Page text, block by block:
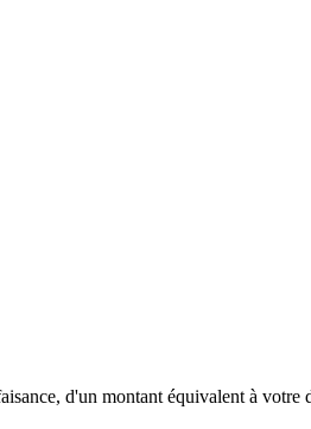
d'un montant équivalent à votre